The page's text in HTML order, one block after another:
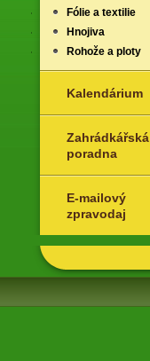
Fólie a textilie
Hnojiva
Rohože a ploty
Kalendárium
Zahrádkářská
poradna
E-mailový
zpravodaj